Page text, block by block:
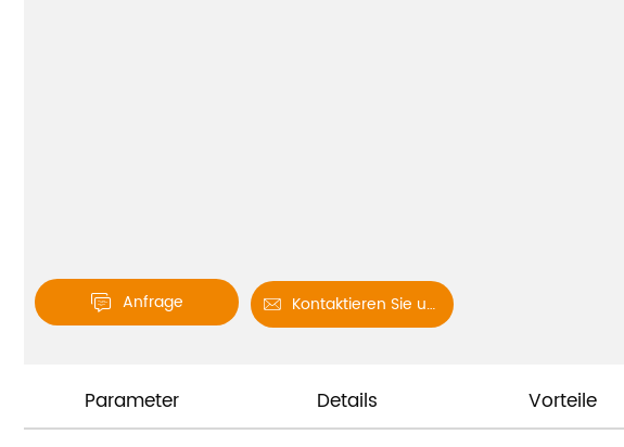
 Anfrage  Kontaktieren Sie uns
Parameter Details Vorteile